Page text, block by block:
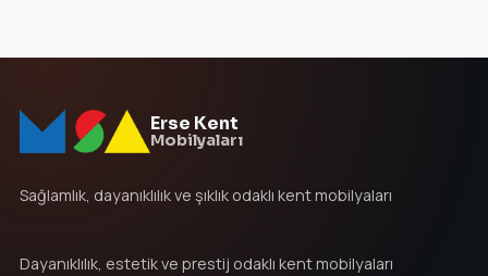
Erse Kent
Mobilyaları
Sağlamlık, dayanıklılık ve şıklık odaklı kent mobilyaları
Dayanıklılık, estetik ve prestij odaklı kent mobilyaları